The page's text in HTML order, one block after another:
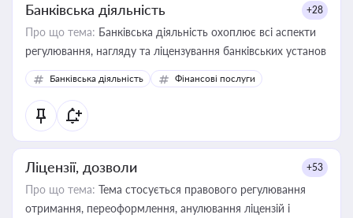
Банківська діяльність +28
Про що тема: Банківська діяльність охоплює всі аспекти
регулювання, нагляду та ліцензування банківських установ
Банківська діяльність Фінансові послуги
Ліцензії, дозволи +53
Про що тема: Тема стосується правового регулювання
отримання, переоформлення, анулювання ліцензій і